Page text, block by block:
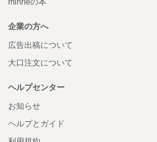
企業の方へ
広告出稿について
大口注文について
ヘルプセンター
お知らせ
ヘルプとガイド